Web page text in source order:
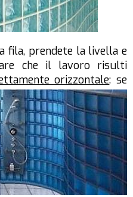
fila, prendete la livella e
che il lavoro risulti
orizzontale: se